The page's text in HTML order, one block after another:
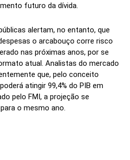
futuro da dívida.
alertam, no entanto, que
o arcabouço corre risco
nas próximas anos, por se
atual. Analistas do mercado
que, pelo conceito
atingir 99,4% do PIB em
pelo FMI, a projeção se
o mesmo ano.